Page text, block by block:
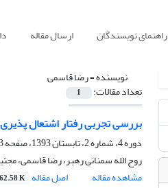
راهنمای نویسندگان ارسال مقاله
نویسنده =رضا قاسمی
تعداد مقالات: 1
بررسی تجربی رفتار اشتعال
دوره 4، شماره 2، تابستان 1393، صفحه
8
روح الله سمنانی رهبر، رضا قاسمی،
مشاهده مقاله
اصل مقاله K